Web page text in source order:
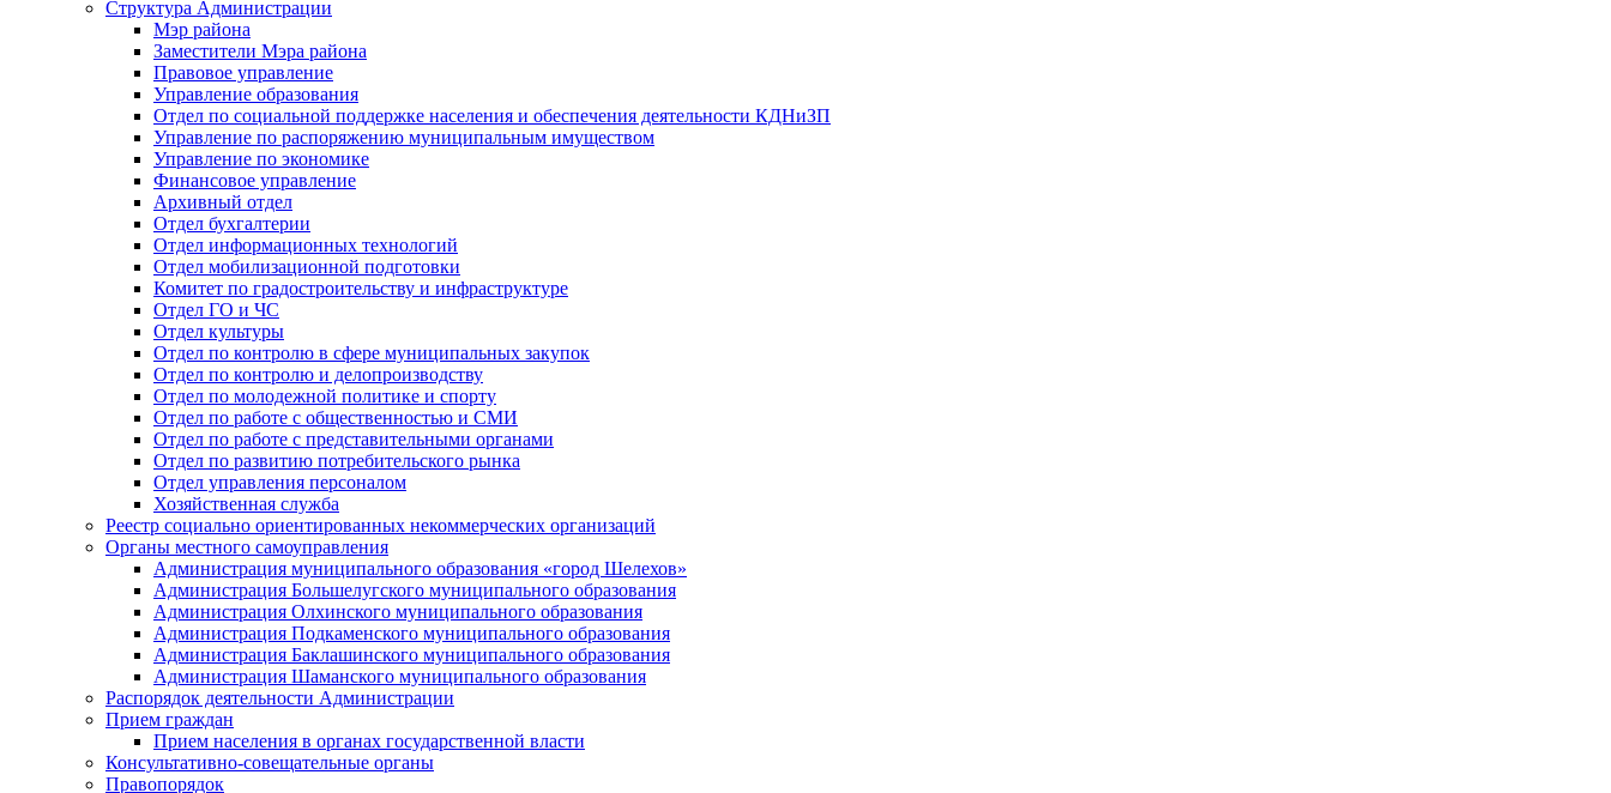
Структура Администрации
Мэр района
Заместители Мэра района
Правовое управление
Управление образования
Отдел по социальной поддержке населения и обеспечения деятельности КДНиЗП
Управление по распоряжению муниципальным имуществом
Управление по экономике
Финансовое управление
Архивный отдел
Отдел бухгалтерии
Отдел информационных технологий
Отдел мобилизационной подготовки
Комитет по градостроительству и инфраструктуре
Отдел ГО и ЧС
Отдел культуры
Отдел по контролю в сфере муниципальных закупок
Отдел по контролю и делопроизводству
Отдел по молодежной политике и спорту
Отдел по работе с общественностью и СМИ
Отдел по работе с представительными органами
Отдел по развитию потребительского рынка
Отдел управления персоналом
Хозяйственная служба
Реестр социально ориентированных некоммерческих организаций
Органы местного самоуправления
Администрация муниципального образования «город Шелехов»
Администрация Большелугского муниципального образования
Администрация Олхинского муниципального образования
Администрация Подкаменского муниципального образования
Администрация Баклашинского муниципального образования
Администрация Шаманского муниципального образования
Распорядок деятельности Администрации
Прием граждан
Прием населения в органах государственной власти
Консультативно-совещательные органы
Правопорядок